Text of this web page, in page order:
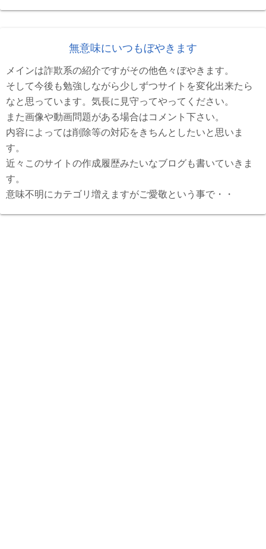
無意味にいつもぼやきます
メインは詐欺系の紹介ですがその他色々ぼやきます。
そして今後も勉強しながら少しずつサイトを変化出来たら
なと思っています。気長に見守ってやってください。
また画像や動画問題がある場合はコメント下さい。
内容によっては削除等の対応をきちんとしたいと思いま
す。
近々このサイトの作成履歴みたいなブログも書いていきま
す。
意味不明にカテゴリ増えますがご愛敬という事で・・